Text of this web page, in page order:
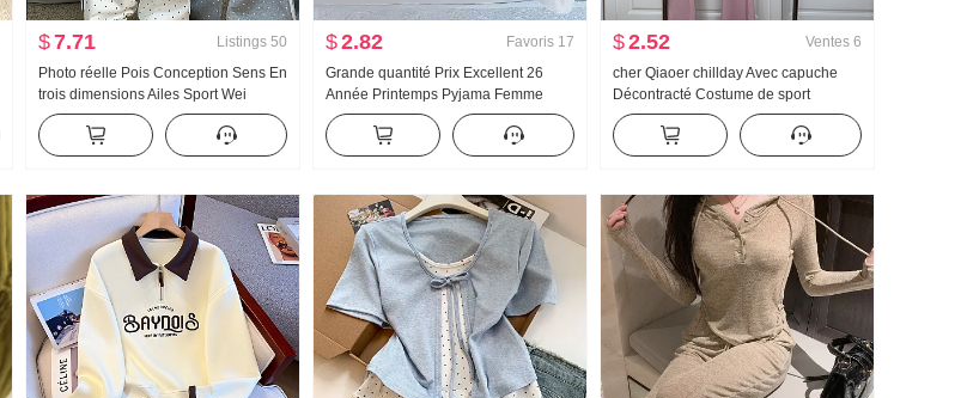
$7.71 Listings 50
Photo réelle Pois Conception Sens En
trois dimensions Ailes Sport Wei
Pantalon Femme Nouveau Lumière
Asie Vent Ample Droit Amincissant
Pantalon décontracté
$2.82 Favoris 17
Grande quantité Prix Excellent 26
Année Printemps Pyjama Femme
Nouveau Nuages Coton Manches
longues Petit Col rabattu Homewear
Ensemble Streaming en direct Élevé
$2.52 Ventes 6
cher Qiaoer chillday Avec capuche
Décontracté Costume de sport
Femme Printemps Épaules dénudées
Manteau Pantalon évasé Ensemble
trois pièces